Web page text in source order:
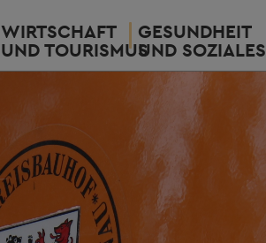
WIRTSCHAFT
UND TOURISMUS
GESUNDHEIT
UND SOZIALES